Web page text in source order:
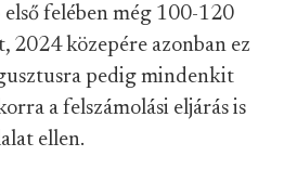
felében még 100-120
2024 közepére azonban ez
pedig mindenkit
a felszámolási eljárás is
ellen.